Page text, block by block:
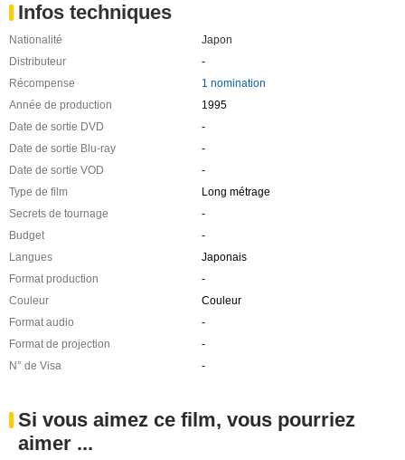
Infos techniques
Nationalité
Japon
Distributeur
-
Récompense
1 nomination
Année de production
1995
Date de sortie DVD
-
Date de sortie Blu-ray
-
Date de sortie VOD
-
Type de film
Long métrage
Secrets de tournage
-
Budget
-
Langues
Japonais
Format production
-
Couleur
Couleur
Format audio
-
Format de projection
-
N° de Visa
-
Si vous aimez ce film, vous pourriez
aimer ...